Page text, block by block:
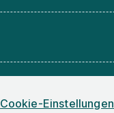
Cookie-Einstellungen